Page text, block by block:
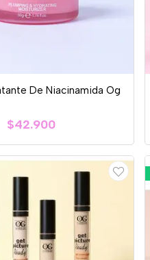
De Niacinamida Og
$42.900